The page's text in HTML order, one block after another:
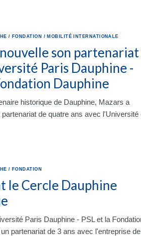
/ FONDATION / MOBILITÉ INTERNATIONALE
son partenariat
Paris Dauphine -
Dauphine
historique de Dauphine, Mazars a
de quatre ans avec l'Université
/ FONDATION
le Cercle Dauphine
Paris Dauphine - PSL et la
partenariat de 3 ans avec l'entreprise de